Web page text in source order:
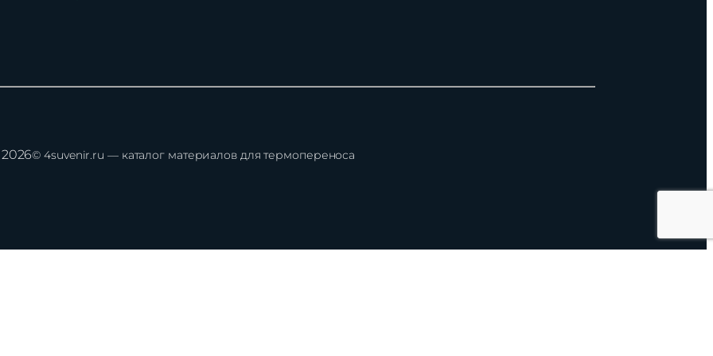
2026© 4suvenir.ru — каталог материалов для термопереноса